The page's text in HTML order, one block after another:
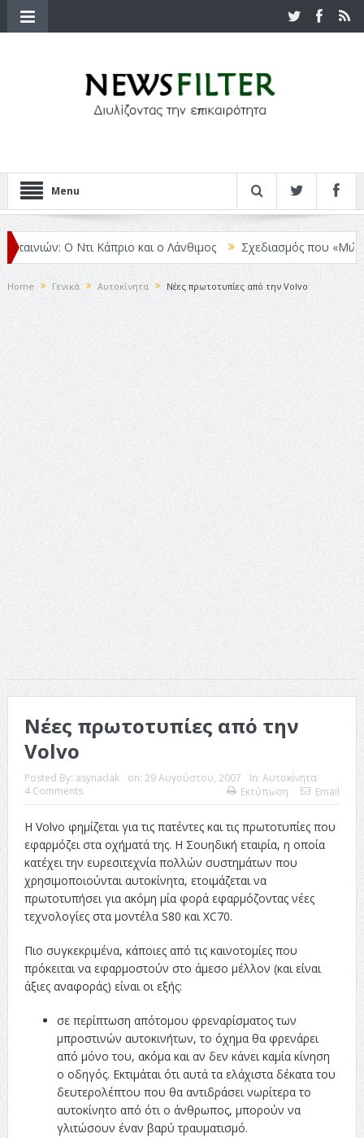
Menu
Ο Ντι Κάπριο και ο Λάνθιμος Σχεδιασμός που «Μιλάει»
Home Γενικά Αυτοκίνητα Νέες πρωτοτυπίες από την Volvo
Νέες πρωτοτυπίες από την
Volvo
Posted By: asynadak on: 29 Αυγούστου, 2007 In: Αυτοκίνητα
4 Comments
Εκτύπωση Email
Η Volvo φημίζεται για τις πατέντες και τις πρωτοτυπίες που
εφαρμόζει στα οχήματά της. Η Σουηδική εταιρία, η οποία
κατέχει την ευρεσιτεχνία πολλών συστημάτων που
χρησιμοποιούνται αυτοκίνητα, ετοιμάζεται να
πρωτοτυπήσει για ακόμη μία φορά εφαρμόζοντας νέες
τεχνολογίες στα μοντέλα S80 και XC70.
Πιο συγκεκριμένα, κάποιες από τις καινοτομίες που
πρόκειται να εφαρμοστούν στο άμεσο μέλλον (και είναι
άξιες αναφοράς) είναι οι εξής:
σε περίπτωση απότομου φρεναρίσματος των
μπροστινών αυτοκινήτων, το όχημα θα φρενάρει
από μόνο του, ακόμα και αν δεν κάνει καμία κίνηση
ο οδηγός. Εκτιμάται ότι αυτά τα ελάχιστα δέκατα του
δευτερολέπτου που θα αντιδράσει νωρίτερα το
αυτοκίνητο από ότι ο άνθρωπος, μπορούν να
γλιτώσουν έναν βαρύ τραυματισμό.